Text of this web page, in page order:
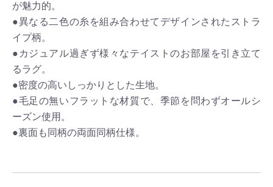
が魅力的。
●異なる二色の糸を組み合わせてデザインされたストラ
イプ柄。
●カジュアル過ぎず様々なテイストのお部屋を引き立て
るラグ。
●密度の高いしっかりとした生地。
●毛足の無いフラットな材質で、季節を問わずオールシ
ーズン使用。
●裏面も同柄の両面同柄仕様。